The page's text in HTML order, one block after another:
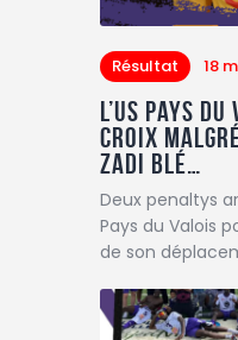
Résultat 18
L’US Pays
Croix
Zadi Blé…
Deux penaltys
Pays du Valois
de son